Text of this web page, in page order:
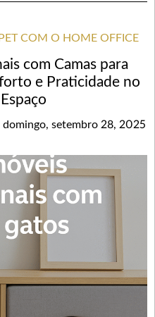
COM O HOME OFFICE
com Camas para
e Praticidade no
domingo, setembro 28, 2025